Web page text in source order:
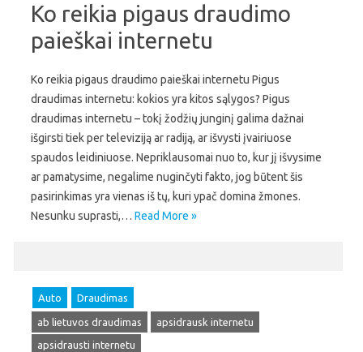
Ko reikia pigaus draudimo
paieškai internetu
Ko reikia pigaus draudimo paieškai internetu Pigus
draudimas internetu: kokios yra kitos sąlygos? Pigus
draudimas internetu – tokį žodžių junginį galima dažnai
išgirsti tiek per televiziją ar radiją, ar išvysti įvairiuose
spaudos leidiniuose. Nepriklausomai nuo to, kur jį išvysime
ar pamatysime, negalime nuginčyti fakto, jog būtent šis
pasirinkimas yra vienas iš tų, kuri ypač domina žmones.
Nesunku suprasti,… Read More »
Auto Draudimas
ab lietuvos draudimas
apsidrausk internetu
apsidrausti internetu